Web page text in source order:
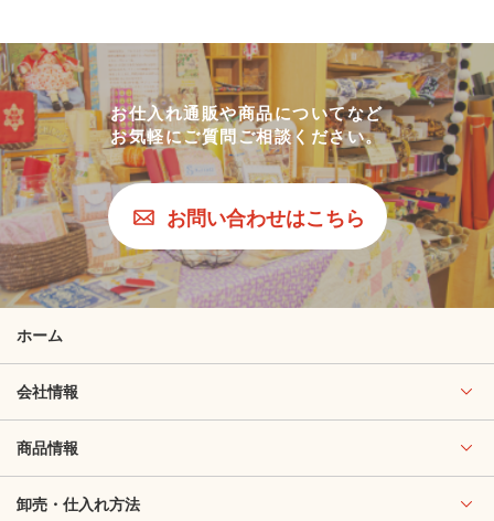
お仕入れ通販や商品についてなど
お気軽にご質問ご相談ください。
お問い合わせはこちら
ホーム
会社情報
商品情報
卸売・仕入れ方法